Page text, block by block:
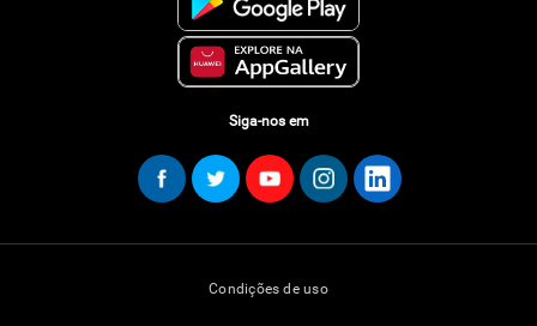
Siga-nos em
Condições de uso